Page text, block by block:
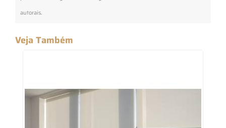
autorais.
Veja Também